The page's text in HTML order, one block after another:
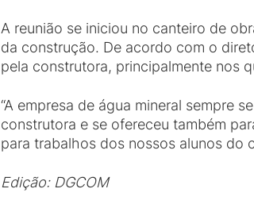
A reunião se iniciou no canteiro de
da construção. De acordo com o
pela construtora, principalmente nos
“A empresa de água mineral sempre
construtora e se ofereceu também
para trabalhos dos nossos alunos do
Edição: DGCOM